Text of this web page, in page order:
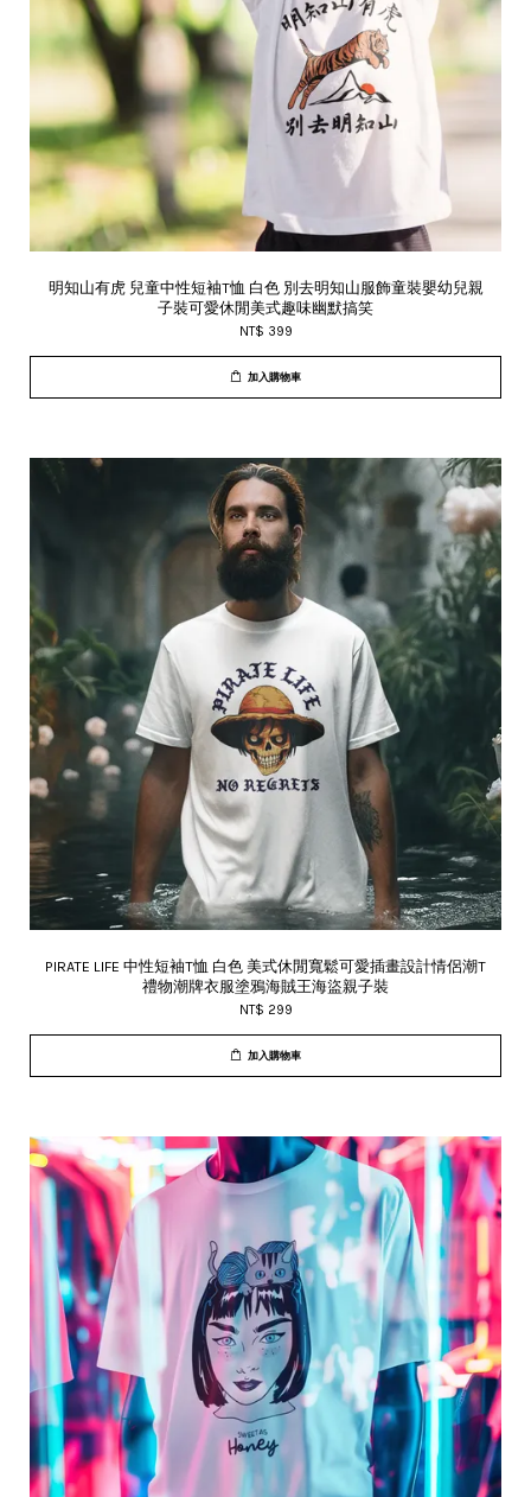
明知山有虎 兒童中性短袖T恤 白色 別去明知山服飾童裝嬰幼兒親
子裝可愛休閒美式趣味幽默搞笑
NT$ 399
加入購物車
PIRATE LIFE 中性短袖T恤 白色 美式休閒寬鬆可愛插畫設計情侶潮T
禮物潮牌衣服塗鴉海賊王海盜親子裝
NT$ 299
加入購物車